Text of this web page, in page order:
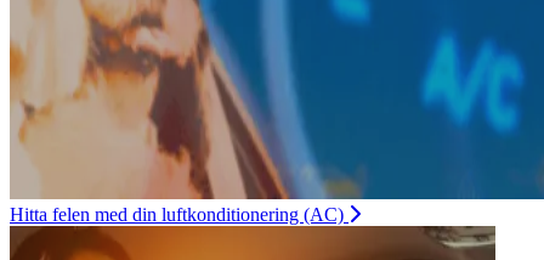
Hitta felen med din luftkonditionering (AC)